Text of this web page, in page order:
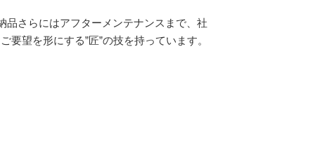
品さらにはアフターメンテナンスまで、社
要望を形にする”匠”の技を持っています。